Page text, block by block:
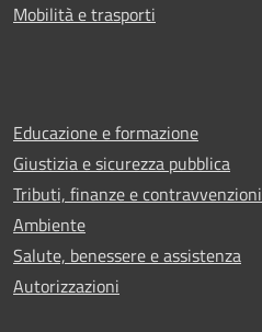
Mobilità e trasporti
Educazione e formazione
Giustizia e sicurezza pubblica
Tributi, finanze e contravvenzioni
Ambiente
Salute, benessere e assistenza
Autorizzazioni